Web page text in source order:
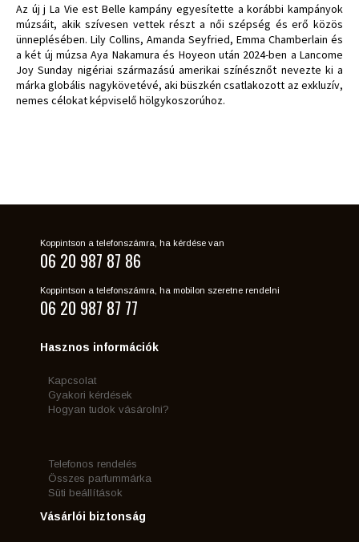
Az új j La Vie est Belle kampány egyesítette a korábbi kampányok
múzsáit, akik szívesen vettek részt a női szépség és erő közös
ünneplésében. Lily Collins, Amanda Seyfried, Emma Chamberlain és
a két új múzsa Aya Nakamura és Hoyeon után 2024-ben a Lancome
Joy Sunday nigériai származású amerikai színésznőt nevezte ki a
márka globális nagykövetévé, aki büszkén csatlakozott az exkluzív,
nemes célokat képviselő hölgykoszorúhoz.
Koppintson a telefonszámra, ha kérdése van
06 20 987 87 86
Koppintson a telefonszámra, ha mobilon szeretne rendelni
06 20 987 87 77
Hasznos információk
Kapcsolat
Gyakori kérdések
Hogyan tudok vásárolni?
Telefonos rendelés
Összes parfummárka
Süti beállítások
Vásárlói biztonság